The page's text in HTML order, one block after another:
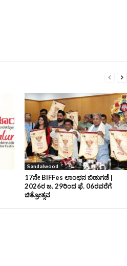
Sandalwood
17ನೇ BIFFes ಲಾಂಛನ ಬಿಡುಗಡೆ |
2026ರ ಜ. 29ರಿಂದ ಫೆ. 06ರವರೆಗೆ
ಚಿತ್ರೋತ್ಸವ